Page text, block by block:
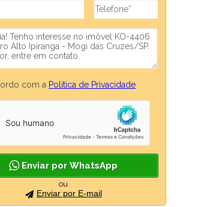
com a Política de Privacidade
Enviar por WhatsApp
ou
Enviar por E-mail